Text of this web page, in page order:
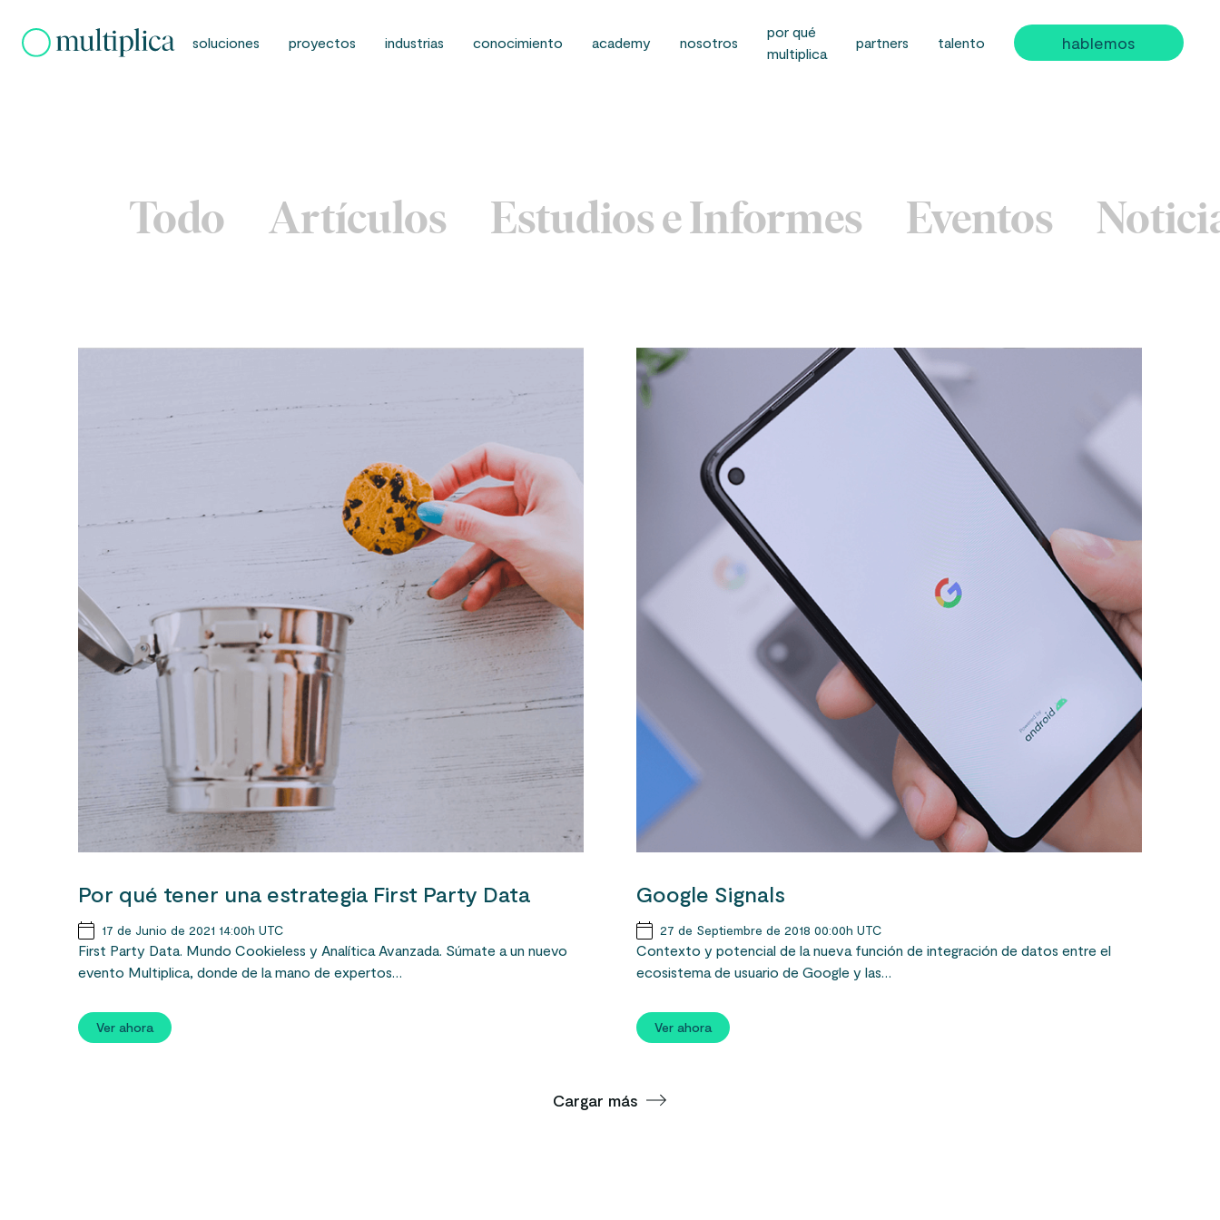
content
soluciones proyectos industrias conocimiento academy nosotros
por qué
multiplica
partners talento hablemos
Todo Artículos Estudios e Informes Eventos
Por qué tener una estrategia First Party Data
17 de Junio de 2021 14:00h UTC
First Party Data. Mundo Cookieless y Analítica Avanzada. Súmate a un nuevo
evento Multiplica, donde de la mano de expertos…
Ver ahora
Google Signals
27 de Septiembre de 2018 00:00h UTC
Contexto y potencial de la nueva función de integración de datos entre el
ecosistema de usuario de Google y las…
Ver ahora
Cargar más